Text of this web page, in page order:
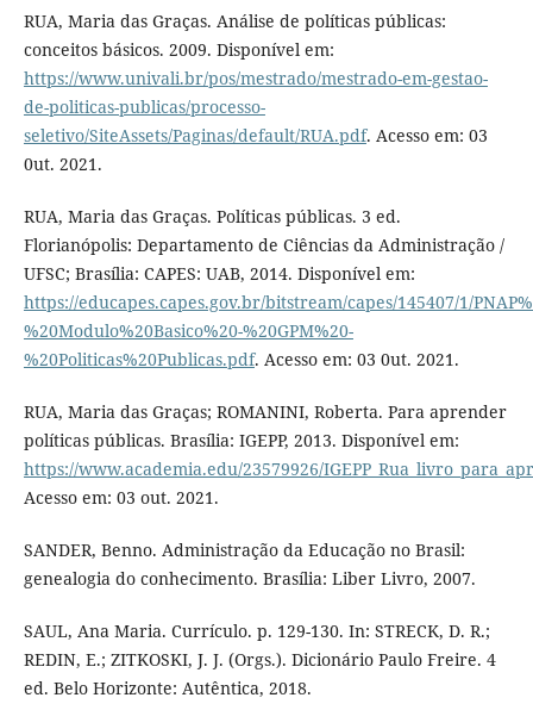
RUA, Maria das Graças. Análise de políticas públicas:
conceitos básicos. 2009. Disponível em:
https://www.univali.br/pos/mestrado/mestrado-em-gestao-
de-politicas-publicas/processo-
seletivo/SiteAssets/Paginas/default/RUA.pdf. Acesso em: 03
0ut. 2021.
RUA, Maria das Graças. Políticas públicas. 3 ed.
Florianópolis: Departamento de Ciências da Administração /
UFSC; Brasília: CAPES: UAB, 2014. Disponível em:
https://educapes.capes.gov.br/bitstream/capes/145407/1/
%20Modulo%20Basico%20-%20GPM%20-
%20Politicas%20Publicas.pdf. Acesso em: 03 0ut. 2021.
RUA, Maria das Graças; ROMANINI, Roberta. Para aprender
políticas públicas. Brasília: IGEPP, 2013. Disponível em:
https://www.academia.edu/23579926/
Acesso em: 03 out. 2021.
SANDER, Benno. Administração da Educação no Brasil:
genealogia do conhecimento. Brasília: Liber Livro, 2007.
SAUL, Ana Maria. Currículo. p. 129-130. In: STRECK, D. R.;
REDIN, E.; ZITKOSKI, J. J. (Orgs.). Dicionário Paulo Freire. 4
ed. Belo Horizonte: Autêntica, 2018.